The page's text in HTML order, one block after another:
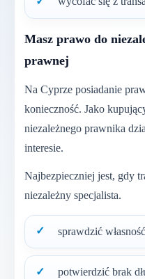
Masz prawo do
prawnej
Na Cyprze posiadanie
konieczność. Jako
niezależnego prawnika
interesie.
Najbezpieczniej jest, gdy
niezależny specjalista.
sprawdzić
potwierdzić brak